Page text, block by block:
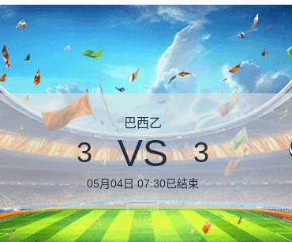
巴西乙
3 VS 3
05月04日 07:30已结束